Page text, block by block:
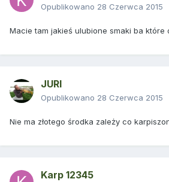
Opublikowano 28 Czerwca 2015
Macie tam jakieś ulubione smaki ba które
JURI
Opublikowano 28 Czerwca 2015
Nie ma złotego środka zależy co
Karp 12345